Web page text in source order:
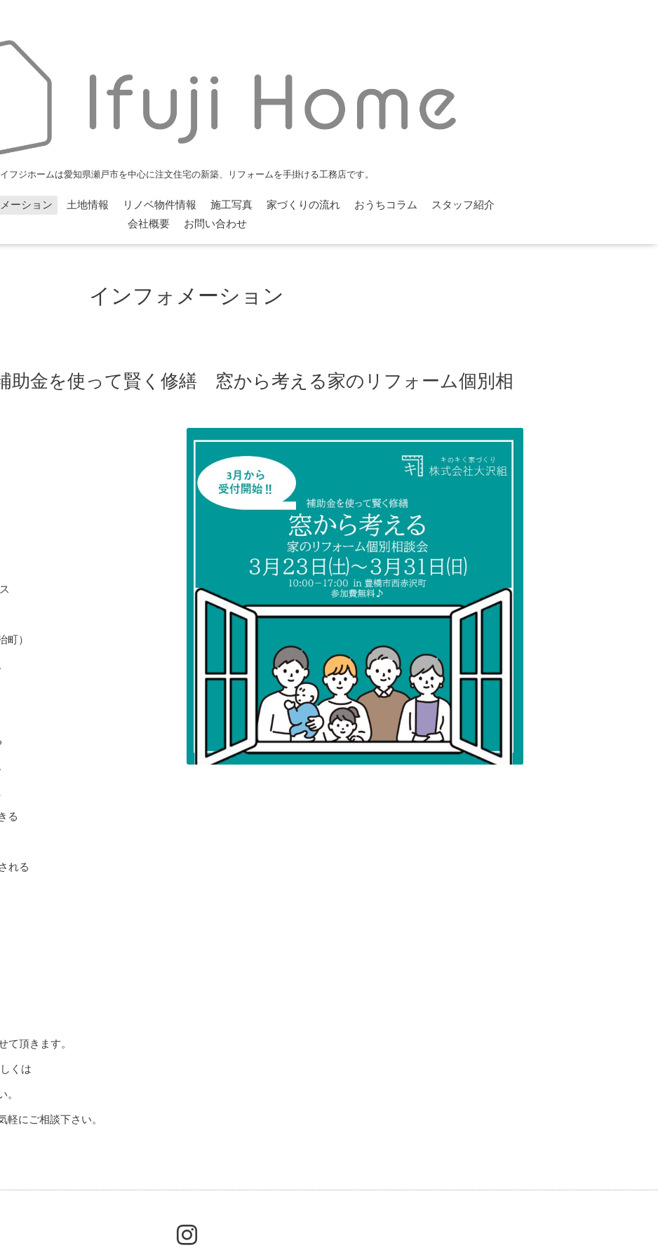
イフジホームは愛知県瀬戸市を中心に注文住宅の新築、リフォームを手掛ける工務店です。
ーション 土地情報 リノベ物件情報 施工写真 家づくりの流れ おうちコラム
スタッフ紹介
会社概要
お問い合わせ
インフォメーション
助金を使って賢く修繕 窓から考える家のリフォーム個別相
町）
る
れる
て頂きます。
くは
。
にご相談下さい。